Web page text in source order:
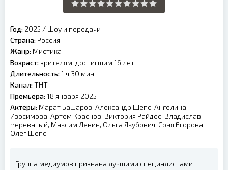
Год: 2025 / Шоу и передачи
Страна: Россия
Жанр: Мистика
Возраст: зрителям, достигшим 16 лет
Длительность: 1 ч 30 мин
Канал: ТНТ
Премьера: 18 января 2025
Актеры: Марат Башаров, Александр Шепс, Ангелина
Изосимова, Артем Краснов, Виктория Райдос, Владислав
Череватый, Максим Левин, Ольга Якубович, Соня Егорова,
Олег Шепс
Группа медиумов признана лучшими специалистами